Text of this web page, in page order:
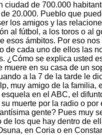
ciudad de 700.000
20.000. Pueblo que
los amigos y las
al fútbol, a los toros o al
esos ámbitos. Por eso
de cada uno de ellos las
¿Cómo se explica usted
muere en su casa de un
a la 7 de la tarde le
muy amigo de la familia,
en el ABC, el
muerte por la radio o por
gente? Pues muy
los que hay dentro de
en Coria o en